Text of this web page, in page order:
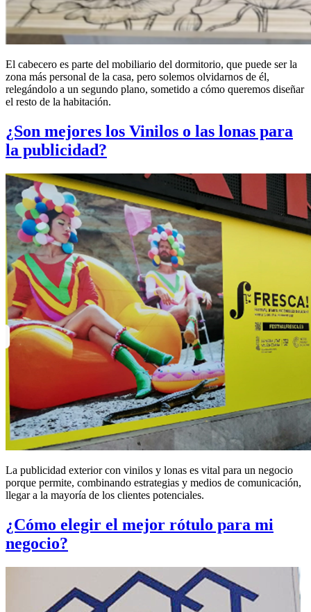
El cabecero es parte del mobiliario del dormitorio, que puede ser la
zona más personal de la casa, pero solemos olvidarnos de él,
relegándolo a un segundo plano, sometido a cómo queremos diseñar
el resto de la habitación.
¿Son mejores los Vinilos o las lonas para
la publicidad?
La publicidad exterior con vinilos y lonas es vital para un negocio
porque permite, combinando estrategias y medios de comunicación,
llegar a la mayoría de los clientes potenciales.
¿Cómo elegir el mejor rótulo para mi
negocio?